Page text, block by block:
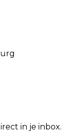
in je inbox.